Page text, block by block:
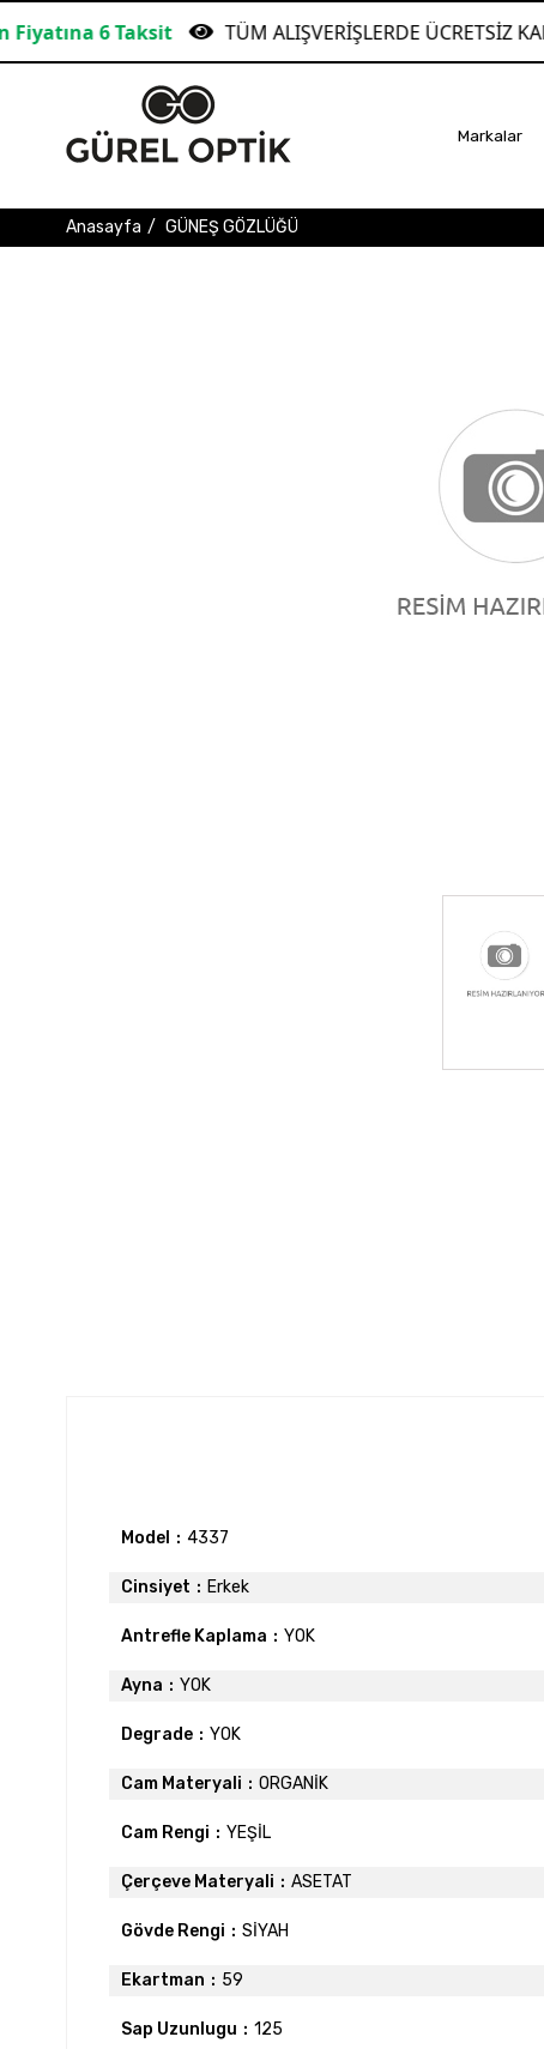
TÜM ALIŞVERİŞLERDE ÜCRETSİZ KARGO!
Markalar
Anasayfa GÜNEŞ GÖZLÜĞÜ
Model 4337
Cinsiyet Erkek
Antrefle Kaplama YOK
Ayna YOK
Degrade YOK
Cam Materyali ORGANİK
Cam Rengi YEŞİL
Çerçeve Materyali ASETAT
Gövde Rengi SİYAH
Ekartman 59
Sap Uzunlugu 125